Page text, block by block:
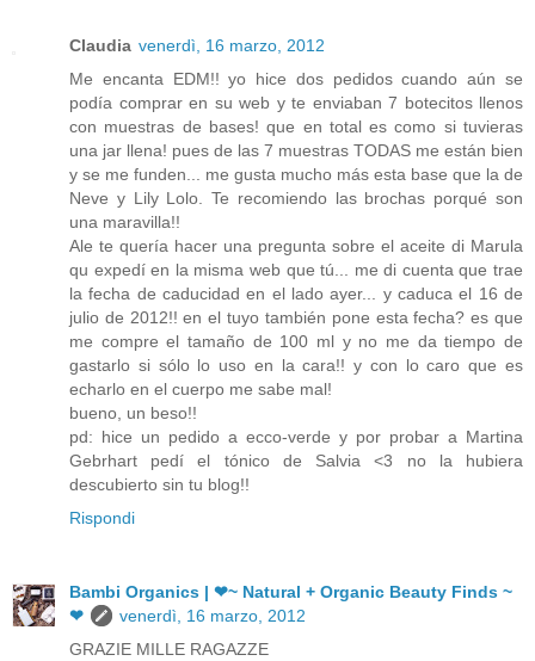
Claudia venerdì, 16 marzo, 2012
Me encanta EDM!! yo hice dos pedidos cuando aún se
podía comprar en su web y te enviaban 7 botecitos llenos
con muestras de bases! que en total es como si tuvieras
una jar llena! pues de las 7 muestras TODAS me están bien
y se me funden... me gusta mucho más esta base que la de
Neve y Lily Lolo. Te recomiendo las brochas porqué son
una maravilla!!
Ale te quería hacer una pregunta sobre el aceite di Marula
qu expedí en la misma web que tú... me di cuenta que trae
la fecha de caducidad en el lado ayer... y caduca el 16 de
julio de 2012!! en el tuyo también pone esta fecha? es que
me compre el tamaño de 100 ml y no me da tiempo de
gastarlo si sólo lo uso en la cara!! y con lo caro que es
echarlo en el cuerpo me sabe mal!
bueno, un beso!!
pd: hice un pedido a ecco-verde y por probar a Martina
Gebrhart pedí el tónico de Salvia <3 no la hubiera
descubierto sin tu blog!!
Rispondi
Bambi Organics | ❤~ Natural + Organic Beauty Finds ~
❤
venerdì, 16 marzo, 2012
GRAZIE MILLE RAGAZZE